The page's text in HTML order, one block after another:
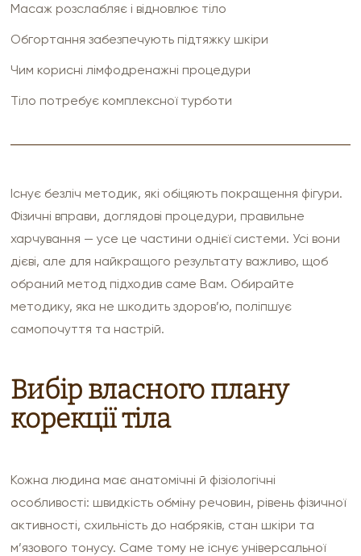
Масаж розслабляє і відновлює тіло
Обгортання забезпечують підтяжку шкіри
Чим корисні лімфодренажні процедури
Тіло потребує комплексної турботи
Існує безліч методик, які обіцяють покращення фігури.
Фізичні вправи, доглядові процедури, правильне
харчування — усе це частини однієї системи. Усі вони
дієві, але для найкращого результату важливо, щоб
обраний метод підходив саме Вам. Обирайте
методику, яка не шкодить здоров’ю, поліпшує
самопочуття та настрій.
Вибір власного плану
корекції тіла
Кожна людина має анатомічні й фізіологічні
особливості: швидкість обміну речовин, рівень фізичної
активності, схильність до набряків, стан шкіри та
м’язового тонусу. Саме тому не існує універсальної